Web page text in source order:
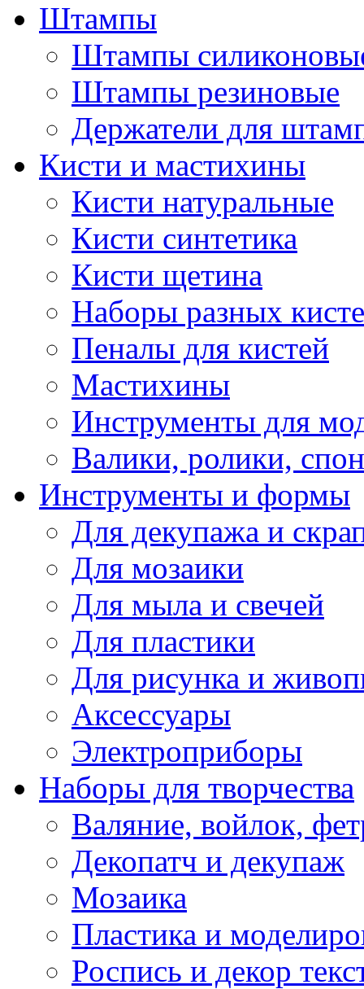
Штампы
Штампы
Штампы резиновые
Держатели для
Кисти и мастихины
Кисти натуральные
Кисти синтетика
Кисти щетина
Наборы разных
Пеналы для кистей
Мастихины
Инструменты для
Валики, ролики,
Инструменты и формы
Для декупажа и
Для мозаики
Для мыла и свечей
Для пластики
Для рисунка и
Аксессуары
Электроприборы
Наборы для творчества
Валяние, войлок,
Декопатч и декупаж
Мозаика
Пластика и
Роспись и декор